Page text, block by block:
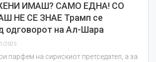
ИМАШ? САМО ЕДНА! СО
НЕ СЕ ЗНАЕ Трамп се
одговорот на Ал-Шара
2025
парфем на сирискиот претседател, а за